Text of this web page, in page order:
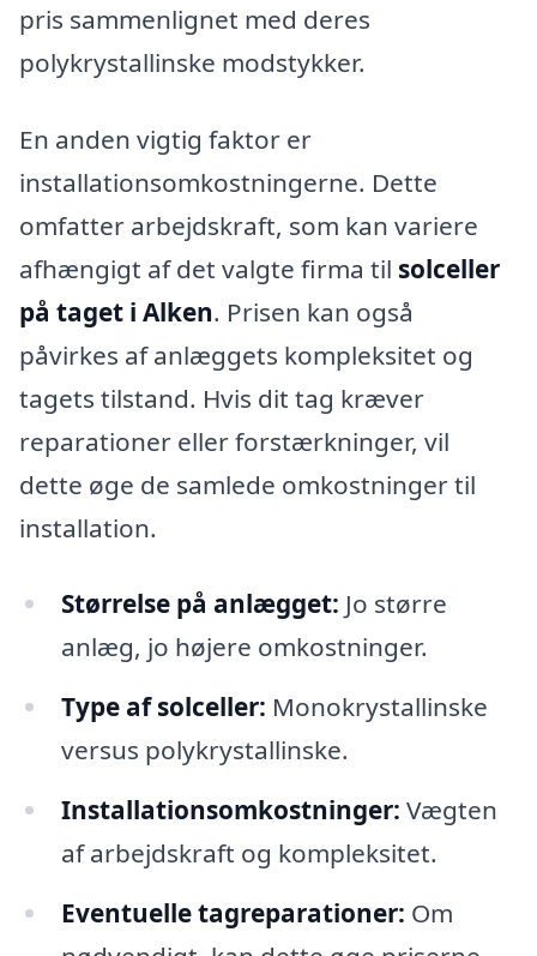
pris sammenlignet med deres
polykrystallinske modstykker.
En anden vigtig faktor er
installationsomkostningerne. Dette
omfatter arbejdskraft, som kan variere
afhængigt af det valgte firma til solceller
på taget i Alken. Prisen kan også
påvirkes af anlæggets kompleksitet og
tagets tilstand. Hvis dit tag kræver
reparationer eller forstærkninger, vil
dette øge de samlede omkostninger til
installation.
Størrelse på anlægget: Jo større
anlæg, jo højere omkostninger.
Type af solceller: Monokrystallinske
versus polykrystallinske.
Installationsomkostninger: Vægten
af arbejdskraft og kompleksitet.
Eventuelle tagreparationer: Om